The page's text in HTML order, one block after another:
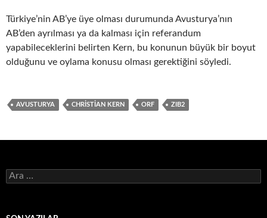
Türkiye’nin AB’ye üye olması durumunda Avusturya’nın
AB’den ayrılması ya da kalması için referandum
yapabileceklerini belirten Kern, bu konunun büyük bir boyut
olduğunu ve oylama konusu olması gerektiğini söyledi.
AVUSTURYA CHRISTIAN KERN ORF ZIB2
Arama: